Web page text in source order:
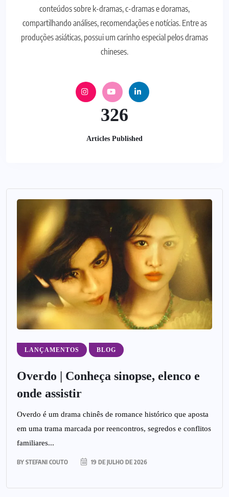
conteúdos sobre k-dramas, c-dramas e doramas,
compartilhando análises, recomendações e notícias. Entre as
produções asiáticas, possui um carinho especial pelos dramas
chineses.
326
Articles Published
LANÇAMENTOS BLOG
Overdo | Conheça sinopse, elenco e
onde assistir
Overdo é um drama chinês de romance histórico que aposta
em uma trama marcada por reencontros, segredos e conflitos
familiares...
BY STEFANI COUTO 19 DE JULHO DE 2026